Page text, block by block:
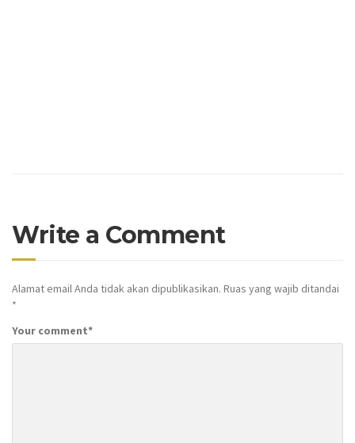
Write a Comment
Alamat email Anda tidak akan dipublikasikan. Ruas yang wajib ditandai
*
Your comment*